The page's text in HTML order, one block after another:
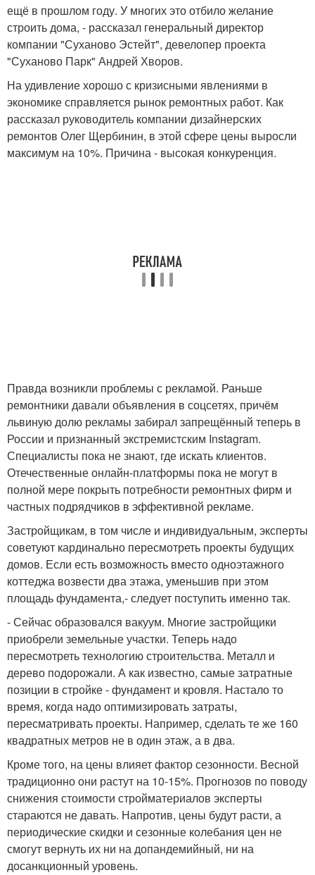
ещё в прошлом году. У многих это отбило желание
строить дома, - рассказал генеральный директор
компании "Суханово Эстейт", девелопер проекта
"Суханово Парк" Андрей Хворов.
На удивление хорошо с кризисными явлениями в
экономике справляется рынок ремонтных работ. Как
рассказал руководитель компании дизайнерских
ремонтов Олег Щербинин, в этой сфере цены выросли
максимум на 10%. Причина - высокая конкуренция.
Правда возникли проблемы с рекламой. Раньше
ремонтники давали объявления в соцсетях, причём
львиную долю рекламы забирал запрещённый теперь в
России и признанный экстремистским Instagram.
Специалисты пока не знают, где искать клиентов.
Отечественные онлайн-платформы пока не могут в
полной мере покрыть потребности ремонтных фирм и
частных подрядчиков в эффективной рекламе.
Застройщикам, в том числе и индивидуальным, эксперты
советуют кардинально пересмотреть проекты будущих
домов. Если есть возможность вместо одноэтажного
коттеджа возвести два этажа, уменьшив при этом
площадь фундамента,- следует поступить именно так.
- Сейчас образовался вакуум. Многие застройщики
приобрели земельные участки. Теперь надо
пересмотреть технологию строительства. Металл и
дерево подорожали. А как известно, самые затратные
позиции в стройке - фундамент и кровля. Настало то
время, когда надо оптимизировать затраты,
пересматривать проекты. Например, сделать те же 160
квадратных метров не в один этаж, а в два.
Кроме того, на цены влияет фактор сезонности. Весной
традиционно они растут на 10-15%. Прогнозов по поводу
снижения стоимости стройматериалов эксперты
стараются не давать. Напротив, цены будут расти, а
периодические скидки и сезонные колебания цен не
смогут вернуть их ни на допандемийный, ни на
досанкционный уровень.